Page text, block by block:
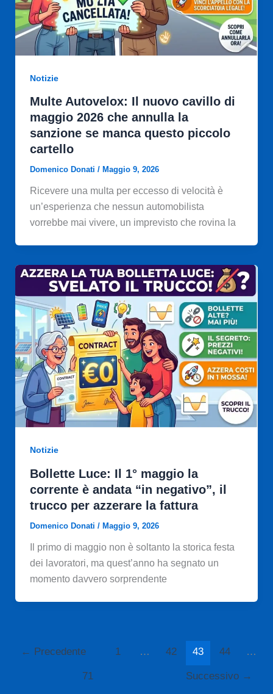
Notizie
Multe Autovelox: Il nuovo cavillo di
maggio 2026 che annulla la
sanzione se manca questo piccolo
cartello
Domenico Donati / Maggio 9, 2026
Ricevere una multa per eccesso di velocità è
un’esperienza che nessun automobilista
vorrebbe mai vivere, un imprevisto che rovina la
Notizie
Bollette Luce: Il 1° maggio la
corrente è andata “in negativo”, il
trucco per azzerare la fattura
Domenico Donati / Maggio 9, 2026
Il primo di maggio non è soltanto la storica festa
dei lavoratori, ma quest’anno ha segnato un
momento davvero sorprendente
← Precedente 1 … 42 43 44 …
71 Successivo →